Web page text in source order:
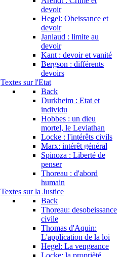
devoir
Hegel: Obeissance et
devoir
Janiaud : limite au
devoir
Kant : devoir et vanité
Bergson : différents
devoirs
Textes sur l'Etat
Back
Durkheim : Etat et
individu
Hobbes : un dieu
mortel, le Leviathan
Locke : l'intérêts civils
Marx: intérêt général
Spinoza : Liberté de
penser
Thoreau : d'abord
humain
Textes sur la Justice
Back
Thoreau: desobeissance
civile
Thomas d'Aquin:
L'application de la loi
Hegel: La vengeance
Locke: la proprièté